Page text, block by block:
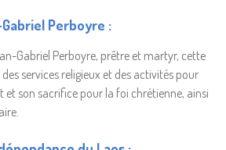
Perboyre :
Gabriel Perboyre, prêtre et martyr, cette
services religieux et des activités pour
et son sacrifice pour la foi chrétienne, ainsi